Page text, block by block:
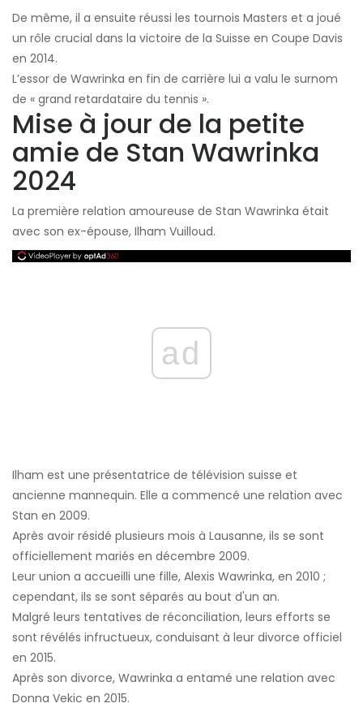
De même, il a ensuite réussi les tournois Masters et a joué
un rôle crucial dans la victoire de la Suisse en Coupe Davis
en 2014.
L’essor de Wawrinka en fin de carrière lui a valu le surnom
de « grand retardataire du tennis ».
Mise à jour de la petite
amie de Stan Wawrinka
2024
La première relation amoureuse de Stan Wawrinka était
avec son ex-épouse, Ilham Vuilloud.
ad
Ilham est une présentatrice de télévision suisse et
ancienne mannequin. Elle a commencé une relation avec
Stan en 2009.
Après avoir résidé plusieurs mois à Lausanne, ils se sont
officiellement mariés en décembre 2009.
Leur union a accueilli une fille, Alexis Wawrinka, en 2010 ;
cependant, ils se sont séparés au bout d'un an.
Malgré leurs tentatives de réconciliation, leurs efforts se
sont révélés infructueux, conduisant à leur divorce officiel
en 2015.
Après son divorce, Wawrinka a entamé une relation avec
Donna Vekic en 2015.